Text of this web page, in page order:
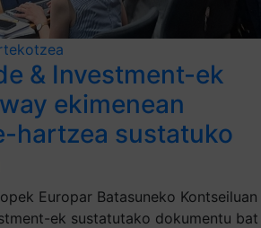
& Investment-ek
ekimenean
hartzea sustatuko
Europar Batasuneko Kontseiluan
ek sustatutako dokumentu bat